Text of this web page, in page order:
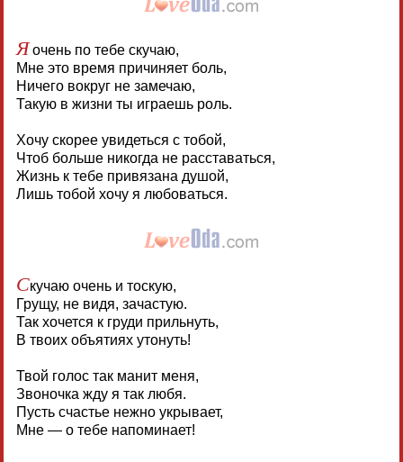
Яочень по тебе скучаю,
Мне это время причиняет боль,
Ничего вокруг не замечаю,
Такую в жизни ты играешь роль.
Хочу скорее увидеться с тобой,
Чтоб больше никогда не расставаться,
Жизнь к тебе привязана душой,
Лишь тобой хочу я любоваться.
Скучаю очень и тоскую,
Грущу, не видя, зачастую.
Так хочется к груди прильнуть,
В твоих объятиях утонуть!
Твой голос так манит меня,
Звоночка жду я так любя.
Пусть счастье нежно укрывает,
Мне — о тебе напоминает!